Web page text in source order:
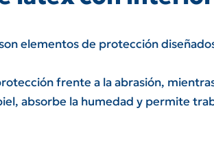
son elementos de protección
frente a la abrasión,
absorbe la humedad y permite